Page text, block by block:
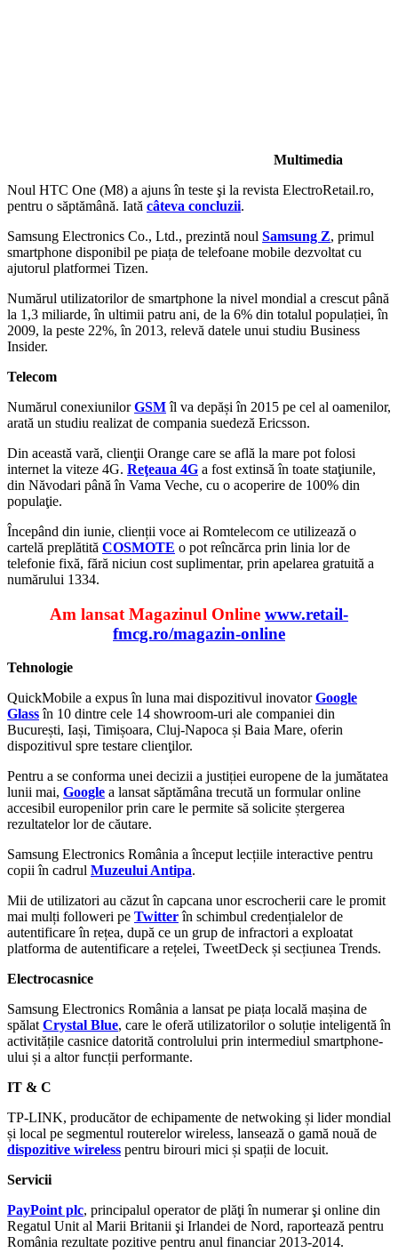
Multimedia
Noul HTC One (M8) a ajuns în teste şi la revista ElectroRetail.ro,
pentru o săptămână. Iată câteva concluzii.
Samsung Electronics Co., Ltd., prezintă noul Samsung Z, primul
smartphone disponibil pe piața de telefoane mobile dezvoltat cu
ajutorul platformei Tizen.
Numărul utilizatorilor de smartphone la nivel mondial a crescut până
la 1,3 miliarde, în ultimii patru ani, de la 6% din totalul populației, în
2009, la peste 22%, în 2013, relevă datele unui studiu Business
Insider.
Telecom
Numărul conexiunilorGSMîl va depăși în 2015 pe cel al oamenilor,
arată un studiu realizat de compania suedeză Ericsson.
Din această vară, clienţii Orange care se află la mare pot folosi
internet la viteze 4G. Reţeaua 4G a fost extinsă în toate staţiunile,
din Năvodari până în Vama Veche, cu o acoperire de 100% din
populaţie.
Începând din iunie, clienții voce ai Romtelecom ce utilizează o
cartelă preplătită COSMOTE o pot reîncărca prin linia lor de
telefonie fixă, fără niciun cost suplimentar, prin apelarea gratuită a
numărului 1334.
Am lansat Magazinul Online www.retail-
fmcg.ro/magazin-online
Tehnologie
QuickMobile a expus în luna mai dispozitivul inovatorGoogle
Glassîn 10 dintre cele 14 showroom-uri ale companiei din
București, Iași, Timișoara, Cluj-Napoca și Baia Mare, oferin
dispozitivul spre testare clienţilor.
Pentru a se conforma unei decizii a justiției europene de la jumătatea
lunii mai, Google a lansat săptămâna trecută un formular online
accesibil europenilor prin care le permite să solicite ștergerea
rezultatelor lor de căutare.
Samsung Electronics România a început lecțiile interactive pentru
copii în cadrul Muzeului Antipa.
Mii de utilizatori au căzut în capcana unor escrocherii care le promit
mai mulți followeri pe Twitterîn schimbul credențialelor de
autentificare în rețea, după ce un grup de infractori a exploatat
platforma de autentificare a rețelei, TweetDeck și secțiunea Trends.
Electrocasnice
Samsung Electronics România a lansat pe piața locală mașina de
spălat Crystal Blue, care le oferă utilizatorilor o soluție inteligentă în
activitățile casnice datorită controlului prin intermediul smartphone-
ului și a altor funcții performante.
IT & C
TP-LINK, producător de echipamente de netwoking și lider mondial
și local pe segmentul routerelor wireless, lansează o gamă nouă de
dispozitive wireless pentru birouri mici și spații de locuit.
Servicii
PayPoint plc, principalul operator de plăţi în numerar şi online din
Regatul Unit al Marii Britanii şi Irlandei de Nord, raportează pentru
România rezultate pozitive pentru anul financiar 2013-2014.